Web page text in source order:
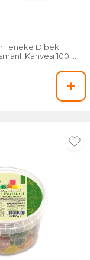
Teneke Dibek
Kahvesi 100 Gr